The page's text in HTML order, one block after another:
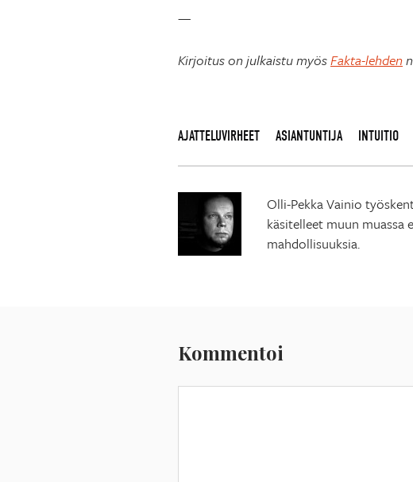
—
Kirjoitus on julkaistu myösFakta-lehden
AJATTELUVIRHEET ASIANTUNTIJA INTUITIO
Olli-Pekka Vainio
käsitelleet muun muassa
mahdollisuuksia.
Kommentoi